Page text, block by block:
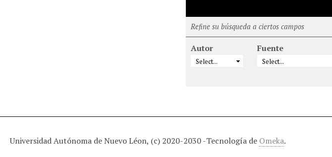
Refine su búsqueda a ciertos campos
Autor Fuente
Universidad Autónoma de Nuevo Léon, (c) 2020-2030 -Tecnología de Omeka.